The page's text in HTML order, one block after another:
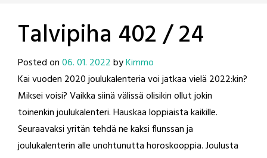
Talvipiha 402 / 24
Posted on06. 01. 2022byKimmo
Kai vuoden 2020 joulukalenteria voi jatkaa vielä 2022:kin?
Miksei voisi? Vaikka siinä välissä olisikin ollut jokin
toinenkin joulukalenteri. Hauskaa loppiaista kaikille.
Seuraavaksi yritän tehdä ne kaksi flunssan ja
joulukalenterin alle unohtunutta horoskooppia. Joulusta